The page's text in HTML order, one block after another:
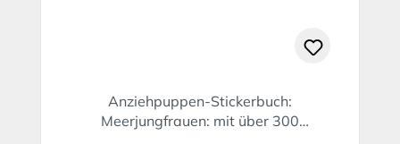
Anziehpuppen-Stickerbuch:
Meerjungfrauen: mit über 300